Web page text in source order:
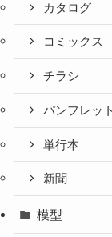
カタログ
コミックス
チラシ
パンフレット
単行本
新聞
模型